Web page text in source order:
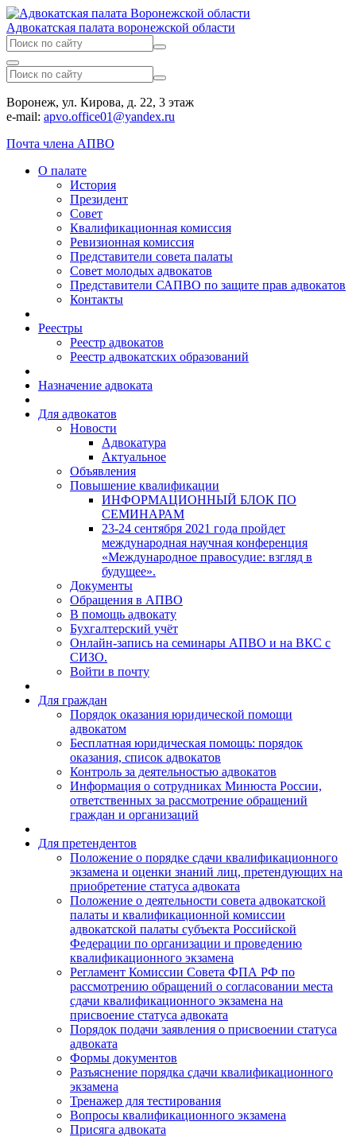
Адвокатская палата воронежской области
Воронеж, ул. Кирова, д. 22, 3 этаж
e-mail: apvo.office01@yandex.ru
Почта члена АПВО
О палате
История
Президент
Совет
Квалификационная комиссия
Ревизионная комиссия
Представители совета палаты
Совет молодых адвокатов
Представители САПВО по защите прав адвокатов
Контакты
Реестры
Реестр адвокатов
Реестр адвокатских образований
Назначение адвоката
Для адвокатов
Новости
Адвокатура
Актуальное
Объявления
Повышение квалификации
ИНФОРМАЦИОННЫЙ БЛОК ПО
СЕМИНАРАМ
23-24 сентября 2021 года пройдет
международная научная конференция
«Международное правосудие: взгляд в
будущее».
Документы
Обращения в АПВО
В помощь адвокату
Бухгалтерский учёт
Онлайн-запись на семинары АПВО и на ВКС с
СИЗО.
Войти в почту
Для граждан
Порядок оказания юридической помощи
адвокатом
Бесплатная юридическая помощь: порядок
оказания, список адвокатов
Контроль за деятельностью адвокатов
Информация о сотрудниках Минюста России,
ответственных за рассмотрение обращений
граждан и организаций
Для претендентов
Положение о порядке сдачи квалификационного
экзамена и оценки знаний лиц, претендующих на
приобретение статуса адвоката
Положение о деятельности совета адвокатской
палаты и квалификационной комиссии
адвокатской палаты субъекта Российской
Федерации по организации и проведению
квалификационного экзамена
Регламент Комиссии Совета ФПА РФ по
рассмотрению обращений о согласовании места
сдачи квалификационного экзамена на
присвоение статуса адвоката
Порядок подачи заявления о присвоении статуса
адвоката
Формы документов
Разъяснение порядка сдачи квалификационного
экзамена
Тренажер для тестирования
Вопросы квалификационного экзамена
Присяга адвоката